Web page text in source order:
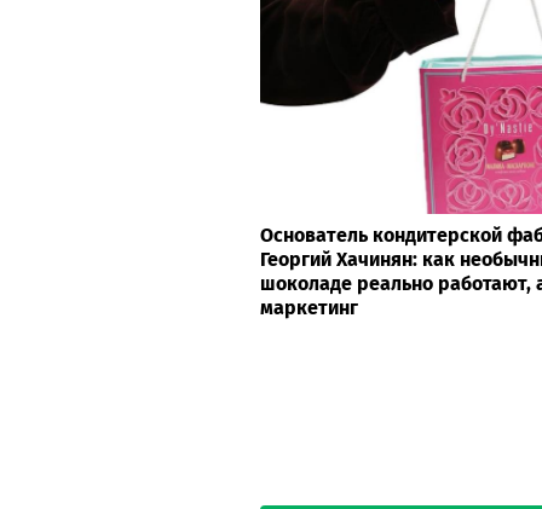
Основатель кондитерской
Георгий Хачинян: как
шоколаде реально работают,
маркетинг